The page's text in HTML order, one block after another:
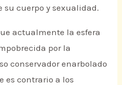
su cuerpo y sexualidad.
actualmente la esfera
por la
conservador enarbolado
es contrario a los